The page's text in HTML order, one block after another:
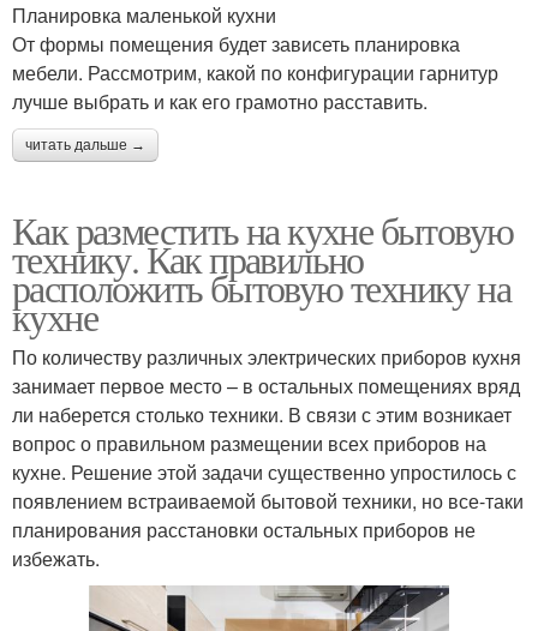
Планировка маленькой кухни
От формы помещения будет зависеть планировка
мебели. Рассмотрим, какой по конфигурации гарнитур
лучше выбрать и как его грамотно расставить.
читать дальше →
Как разместить на кухне бытовую
технику. Как правильно
расположить бытовую технику на
кухне
По количеству различных электрических приборов кухня
занимает первое место – в остальных помещениях вряд
ли наберется столько техники. В связи с этим возникает
вопрос о правильном размещении всех приборов на
кухне. Решение этой задачи существенно упростилось с
появлением встраиваемой бытовой техники, но все-таки
планирования расстановки остальных приборов не
избежать.